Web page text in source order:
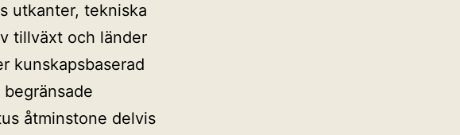
utkanter, tekniska
tillväxt och länder
kunskapsbaserad
åtminstone delvis